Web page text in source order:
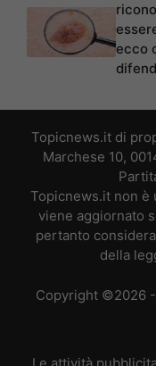
ecco
Topicnews.it di
Marchese 10,
Topicnews.it non è
viene aggiornato
pertanto
della
Copyright ©2026